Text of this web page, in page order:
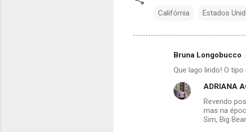
Califórnia Estados
Bruna Longobucco
Que lago lindo! O
ADRIANA
Revendo
mas na
Sim, Big